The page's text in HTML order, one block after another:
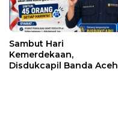
Sambut Hari
Kemerdekaan,
Disdukcapil Banda Aceh